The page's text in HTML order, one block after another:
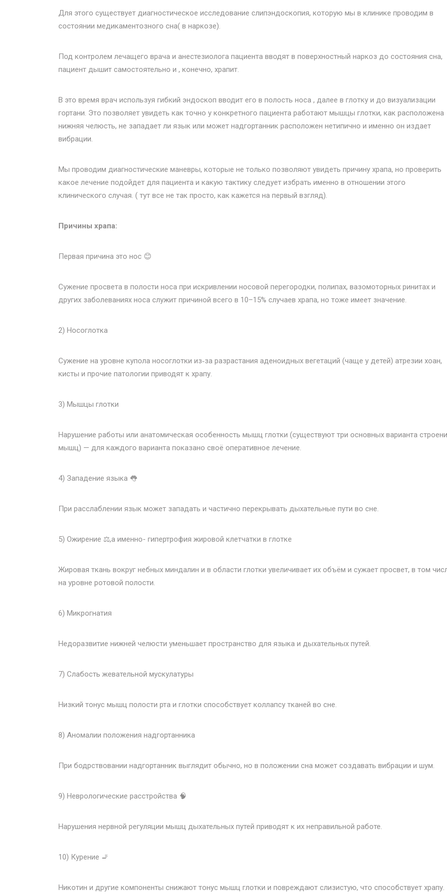
Для этого существует диагностическое исследование слипэндоскопия, которую мы в клинике проводим в
состоянии медикаментозного сна( в наркозе).
Под контролем лечащего врача и анестезиолога пациента вводят в поверхностный наркоз до состояния сна,
пациент дышит самостоятельно и , конечно, храпит.
В это время врач используя гибкий эндоскоп вводит его в полость носа , далее в глотку и до визуализации
гортани. Это позволяет увидеть как точно у конкретного пациента работают мышцы глотки, как расположена
нижняя челюсть, не западает ли язык или может надгортанник расположен нетипично и именно он издает
вибрации.
Мы проводим диагностические маневры, которые не только позволяют увидеть причину храпа, но проверить
какое лечение подойдет для пациента и какую тактику следует избрать именно в отношении этого
клинического случая. ( тут все не так просто, как кажется на первый взгляд).
Причины храпа:
Первая причина это нос 😊
Сужение просвета в полости носа при искривлении носовой перегородки, полипах, вазомоторных ринитах и
других заболеваниях носа служит причиной всего в 10–15% случаев храпа, но тоже имеет значение.
2) Носоглотка
Сужение на уровне купола носоглотки из‑за разрастания аденоидных вегетаций (чаще у детей) атрезии хоан,
кисты и прочие патологии приводят к храпу.
3) Мышцы глотки
Нарушение работы или анатомическая особенность мышц глотки (существуют три основных варианта
мышц) — для каждого варианта показано своё оперативное лечение.
4) Западение языка 👅
При расслаблении язык может западать и частично перекрывать дыхательные пути во сне.
5) Ожирение ⚖️,а именно- гипертрофия жировой клетчатки в глотке
Жировая ткань вокруг небных миндалин и в области глотки увеличивает их объём и сужает просвет, в том
на уровне ротовой полости.
6) Микрогнатия
Недоразвитие нижней челюсти уменьшает пространство для языка и дыхательных путей.
7) Слабость жевательной мускулатуры
Низкий тонус мышц полости рта и глотки способствует коллапсу тканей во сне.
8) Аномалии положения надгортанника
При бодрствовании надгортанник выглядит обычно, но в положении сна может создавать вибрации и шум.
9) Неврологические расстройства 🧠
Нарушения нервной регуляции мышц дыхательных путей приводят к их неправильной работе.
10) Курение 🚬
Никотин и другие компоненты снижают тонус мышц глотки и повреждают слизистую, что способствует храпу.